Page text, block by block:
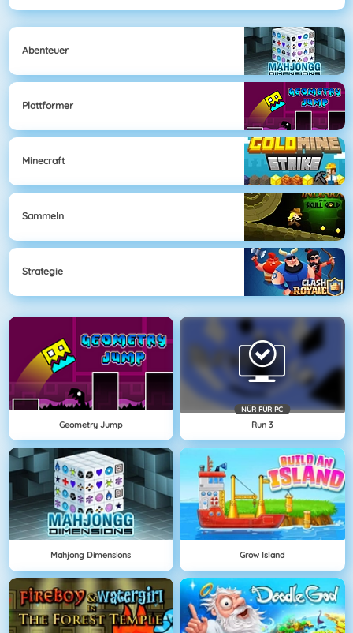
Abenteuer
Plattformer
Minecraft
Sammeln
Strategie
Geometry Jump
NÜR FÜR PC
Run 3
Mahjong Dimensions Grow Island